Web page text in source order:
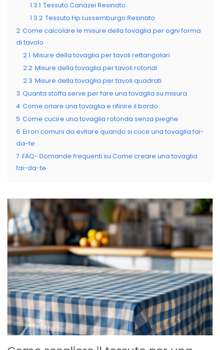
1.3.1 Tessuto Canazei Resinato
1.3.2 Tessuto Hp Lussemburgo Resinato
2 Come calcolare le misure della tovaglia per ogni forma
di tavolo
2.1 Misure della tovaglia per tavoli rettangolari
2.2 Misure della tovaglia per tavoli rotondi
2.3 Misure della tovaglia per tavoli quadrati
3 Quanta stoffa serve per fare una tovaglia su misura
4 Come orlare una tovaglia e rifinire il bordo
5 Come cucire una tovaglia rotonda senza pieghe
6 Errori comuni da evitare quando si cuce una tovaglia fai-
da-te
7 FAQ- Domande frequenti su Come creare una tovaglia
fai-da-te